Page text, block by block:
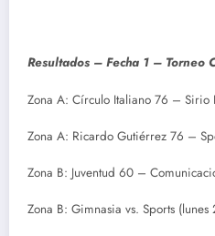
Resultados – Fecha 1 – Torneo
Zona A: Círculo Italiano 76 – Sirio
Zona A: Ricardo Gutiérrez 76 –
Zona B: Juventud 60 –
Zona B: Gimnasia vs. Sports (lunes